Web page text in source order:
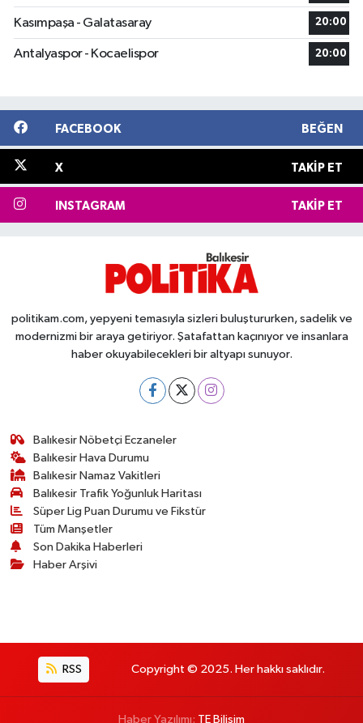
Kasımpaşa - Galatasaray 20:00
Antalyaspor - Kocaelispor 20:00
FACEBOOK BEĞEN
X TAKIP ET
INSTAGRAM TAKIP ET
politikam.com, yepyeni temasıyla sizleri buluştururken, sadelik ve
modernizmi bir araya getiriyor. Şatafattan kaçınıyor ve insanlara
haber okuyabilecekleri bir altyapı sunuyor.
Balıkesir Nöbetçi Eczaneler
Balıkesir Hava Durumu
Balıkesir Namaz Vakitleri
Balıkesir Trafik Yoğunluk Haritası
Süper Lig Puan Durumu ve Fikstür
Tüm Manşetler
Son Dakika Haberleri
Haber Arşivi
RSS Copyright © 2025. Her hakkı saklıdır.
Haber Yazılımı: TE Bilişim